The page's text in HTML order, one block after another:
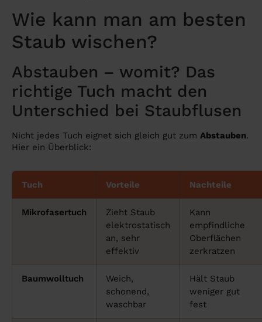
Wie kann man am besten
Staub wischen?
Abstauben – womit? Das
richtige Tuch macht den
Unterschied bei Staubflusen
Nicht jedes Tuch eignet sich gleich gut zum Abstauben.
Hier ein Überblick:
Tuch Vorteile Nachteile
Mikrofasertuch
Zieht Staub
elektrostatisch
an, sehr
effektiv
Kann
empfindliche
Oberflächen
zerkratzen
Baumwolltuch
Weich,
schonend,
waschbar
Hält Staub
weniger gut
fest